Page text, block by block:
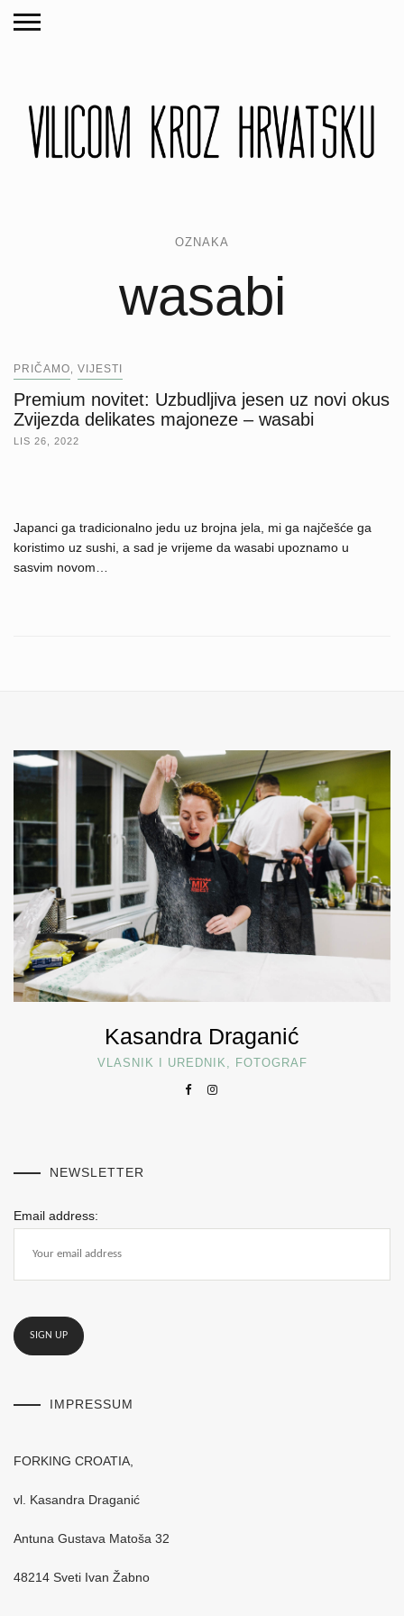
OZNAKA
wasabi
PRIČAMO VIJESTI
Premium novitet: Uzbudljiva jesen uz novi okus
Zvijezda delikates majoneze – wasabi
LIS 26, 2022
Japanci ga tradicionalno jedu uz brojna jela, mi ga najčešće ga
koristimo uz sushi, a sad je vrijeme da wasabi upoznamo u
sasvim novom…
Kasandra Draganić
VLASNIK I UREDNIK, FOTOGRAF
NEWSLETTER
Email address:
IMPRESSUM
FORKING CROATIA,
vl. Kasandra Draganić
Antuna Gustava Matoša 32
48214 Sveti Ivan Žabno